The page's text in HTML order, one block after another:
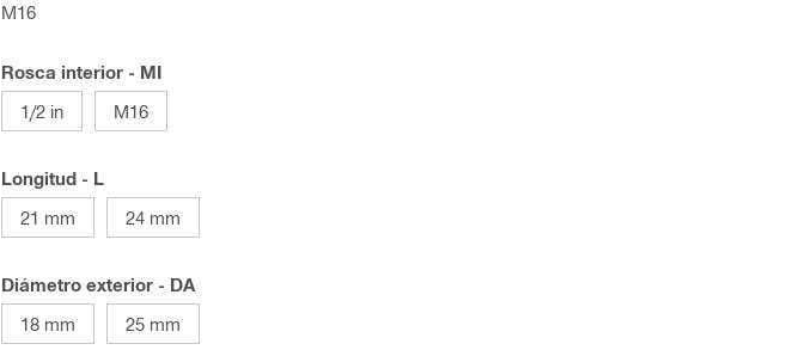
M16
Rosca interior - MI
1/2 in
M16
Longitud - L
21 mm
24 mm
Diámetro exterior - DA
18 mm
25 mm